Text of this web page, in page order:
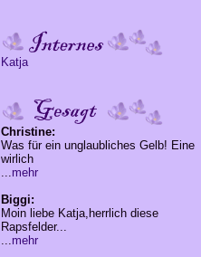
Katja
Christine:
Was für ein unglaubliches Gelb! Eine
wirlich
...mehr
Biggi:
Moin liebe Katja,herrlich diese
Rapsfelder...
...mehr